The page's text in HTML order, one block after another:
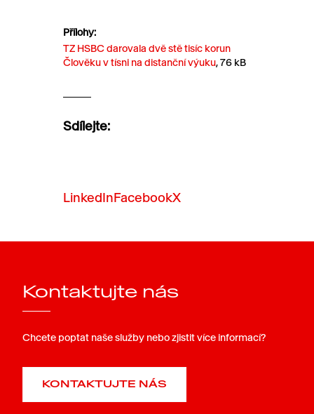
Přílohy:
TZ HSBC darovala dvě stě tisíc korun
Člověku v tísni na distanční výuku, 76 kB
Sdílejte:
LinkedInFacebookX
Kontaktujte nás
Chcete poptat naše služby nebo zjistit více informací?
KONTAKTUJTE NÁS